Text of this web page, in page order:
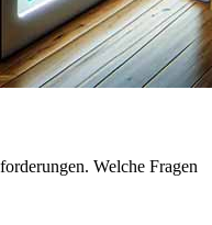
Welche Fragen